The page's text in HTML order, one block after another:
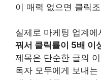
이 매력 없으면 클릭
실제로 마케팅 업계에
꿔서 클릭률이 5배 이
제목은 단순한 글의
독자 모두에게 보내